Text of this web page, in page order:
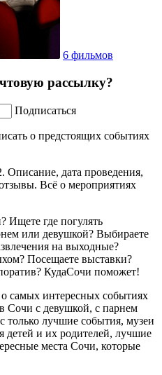
6 фильмов
рассылку?
Подписаться
о предстоящих событиях
Описание, дата проведения,
Всё о мероприятиях
Ищете где погулять
или девушкой? Выбираете
на выходные?
Посещаете выставки?
КудаСочи поможет!
самых интересных событиях
Сочи с девушкой, с парнем
лучшие события, музеи
и их родителей, лучшие
места Сочи, которые